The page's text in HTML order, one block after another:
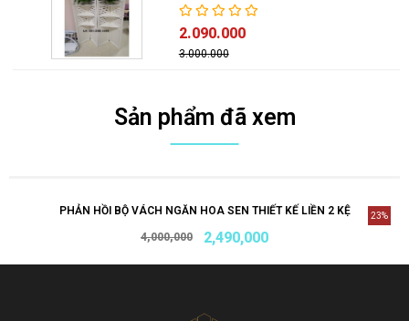
2.090.000
3.000.000
Sản phẩm đã xem
23%
PHẢN HỒI BỘ VÁCH NGĂN HOA SEN THIẾT KẾ LIỀN 2 KỆ
4,000,000 2,490,000